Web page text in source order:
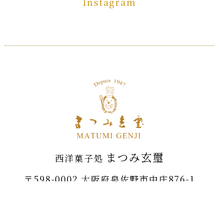
西洋菓子処 まつみ玄璽
〒598-0002 大阪府泉佐野市中庄876-1